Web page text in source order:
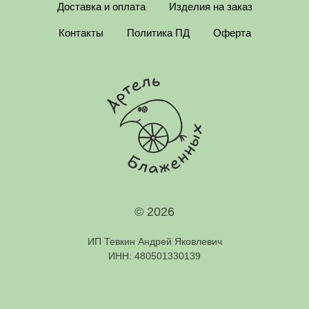
Доставка и оплата Изделия на заказ
Контакты Политика ПД Оферта
© 2026
ИП Тевкин Андрей Яковлевич
ИНН: 480501330139